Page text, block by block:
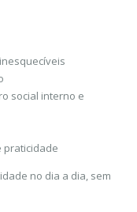
social interno e
praticidade
no dia a dia, sem